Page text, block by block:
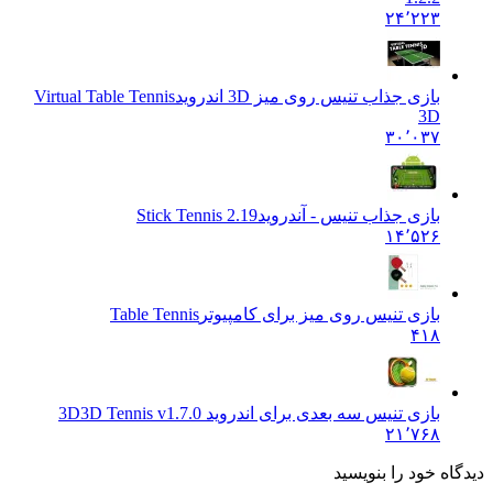
۲۴٬۲۲۳
بازی جذاب تنیس روی میز 3D اندروید
Virtual Table Tennis
۳۰٬۰۳۷
بازی جذاب تنیس - آندروید Stick Tennis 2.19
۱۴٬۵۲۶
بازی تنیس روی میز برای کامپیوترTable Tennis
بازی تنیس سه بعدی برای اندروید 3D3D Tennis v1.7.0
۲۱٬۷۶۸
خود را بنویسید